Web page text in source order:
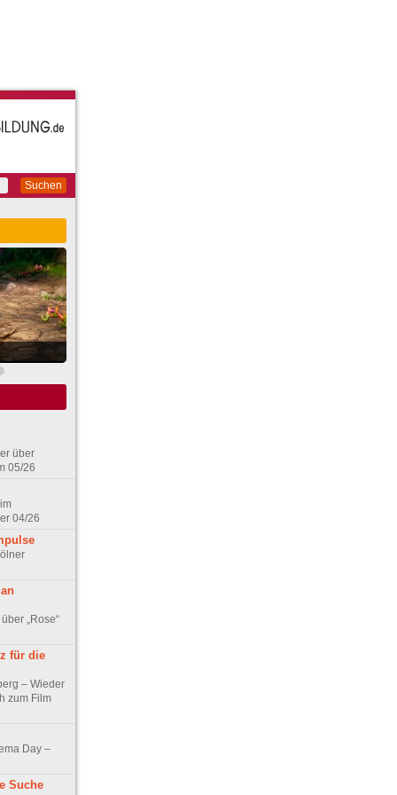
Suchen
über
05/26
04/26
„Rose“
für die
– Wieder
zum Film
Day –
Suche